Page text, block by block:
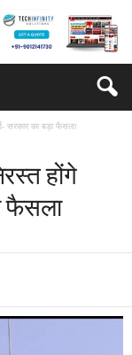
सरकार का बड़ा फैसला
होंगे
फैसला